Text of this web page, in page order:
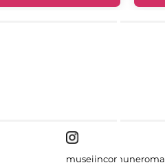
museiincomuneroma